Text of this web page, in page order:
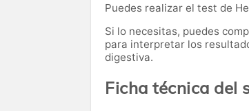
Puedes realizar el test de
Si lo necesitas, puedes
para interpretar los
digestiva.
Ficha técnica del